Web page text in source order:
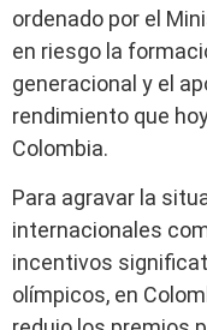
ordenado por el
en riesgo la
generacional y el
rendimiento que
Colombia.
Para agravar la
internacionales
incentivos
olímpicos, en